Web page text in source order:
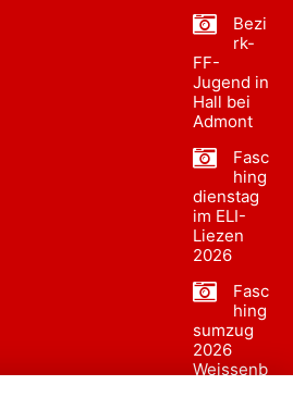
Bezi
rk-
FF-
Jugend in
Hall bei
Admont
Fasc
hing
dienstag
im ELI-
Liezen
2026
Fasc
hing
sumzug
2026
Weissenb